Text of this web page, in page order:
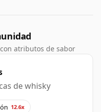
atributos de sabor
de whisky
12.6x